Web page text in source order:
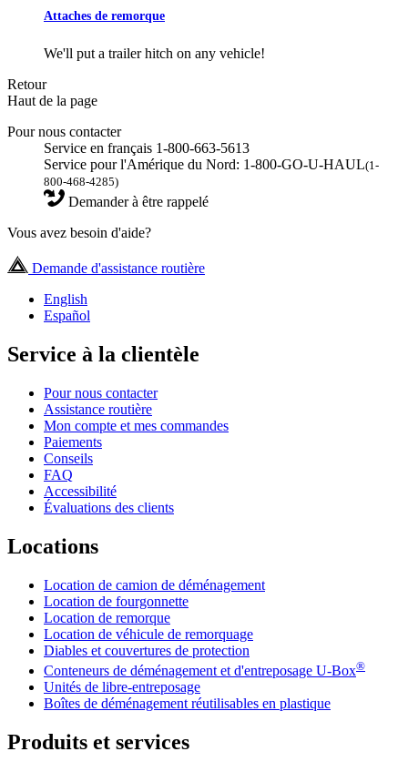
Attaches de remorque
We'll put a trailer hitch on any vehicle!
Retour
Haut de la page
Pour nous contacter
Service en français 1-800-663-5613
Service pour l'Amérique du Nord: 1-800-GO-U-HAUL(1-
800-468-4285)
Demander à être rappelé
Vous avez besoin d'aide?
Demande d'assistance routière
English
Español
Service à la clientèle
Pour nous contacter
Assistance routière
Mon compte et mes commandes
Paiements
Conseils
FAQ
Accessibilité
Évaluations des clients
Locations
Location de camion de déménagement
Location de fourgonnette
Location de remorque
Location de véhicule de remorquage
Diables et couvertures de protection
Conteneurs de déménagement et d'entreposage U-Box®
Unités de libre-entreposage
Boîtes de déménagement réutilisables en plastique
Produits et services